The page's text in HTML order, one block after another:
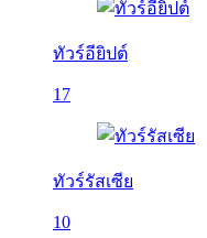
ทัวร์อียิปต์
17
ทัวร์รัสเซีย
10